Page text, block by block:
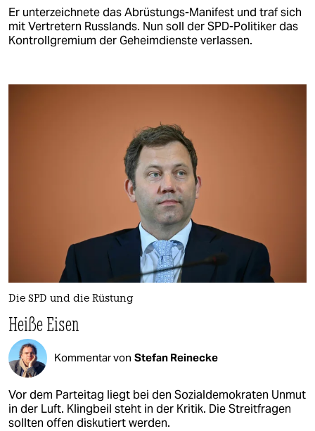
Er unterzeichnete das Abrüstungs-Manifest und traf sich
mit Vertretern Russlands. Nun soll der SPD-Politiker das
Kontrollgremium der Geheimdienste verlassen.
Die SPD und die Rüstung
Heiße Eisen
Kommentar von Stefan Reinecke
Vor dem Parteitag liegt bei den Sozialdemokraten Unmut
in der Luft. Klingbeil steht in der Kritik. Die Streitfragen
sollten offen diskutiert werden.